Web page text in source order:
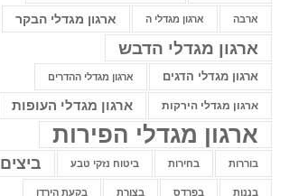
ארבה ארגון מגדלי ה ארגון מגדלי הבקר
ארגון מגדלי הדבש
ארגון מגדלי הדגים ארגון מגדלי ההדרים
ארגון מגדלי הירקות ארגון מגדלי העופות
ארגון מגדלי הפירות
בוררות בחירות ביטוח נזקי טבע ביצים
בננות בפרדס בצורת בקעת הירדן